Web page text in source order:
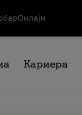
Кариера